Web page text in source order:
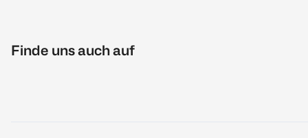
Finde uns auch auf